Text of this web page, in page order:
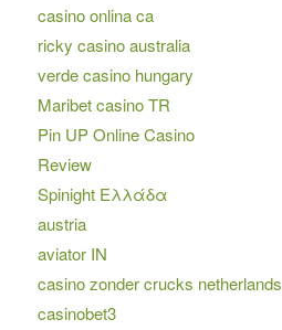
casino onlina ca
ricky casino australia
verde casino hungary
Maribet casino TR
Pin UP Online Casino
Review
Spinight Ελλάδα
austria
aviator IN
casino zonder crucks netherlands
casinobet3